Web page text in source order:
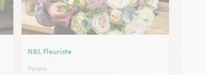
N&L Fleuriste
Periers